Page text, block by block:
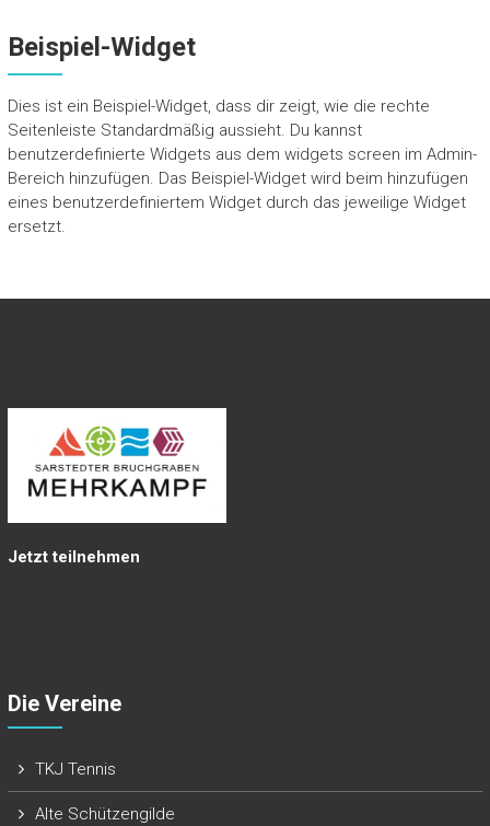
Beispiel-Widget
Dies ist ein Beispiel-Widget, dass dir zeigt, wie die rechte
Seitenleiste Standardmäßig aussieht. Du kannst
benutzerdefinierte Widgets aus dem widgets screen im Admin-
Bereich hinzufügen. Das Beispiel-Widget wird beim hinzufügen
eines benutzerdefiniertem Widget durch das jeweilige Widget
ersetzt.
Jetzt teilnehmen
Die Vereine
TKJ Tennis
Alte Schützengilde